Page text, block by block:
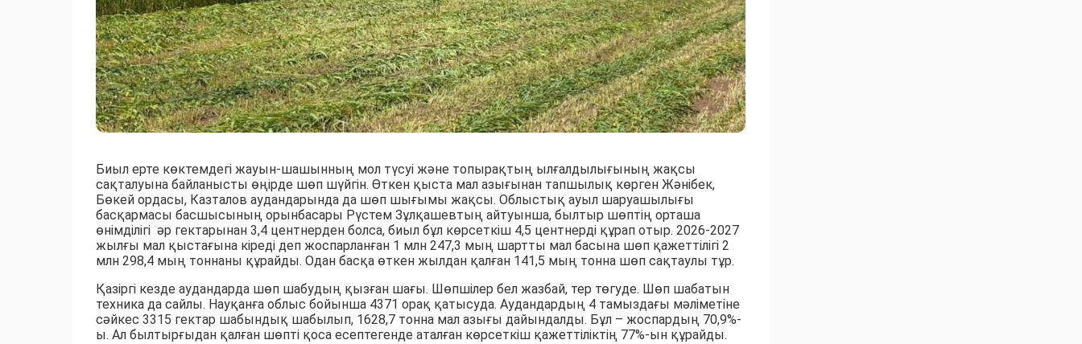
Биыл ерте көктемдегі жауын-шашынның мол түсуі және топырақтың ылғалдылығының жақсы
сақталуына байланысты өңірде шөп шүйгін. Өткен қыста мал азығынан тапшылық көрген Жәнібек,
Бөкей ордасы, Казталов аудандарында да шөп шығымы жақсы. Облыстық ауыл шаруашылығы
басқармасы басшысының орынбасары Рүстем Зұлқашевтың айтуынша, былтыр шөптің орташа
өнімділігі әр гектарынан 3,4 центнерден болса, биыл бұл көрсеткіш 4,5 центнерді құрап отыр. 2026-2027
жылғы мал қыстағына кіреді деп жоспарланған 1 млн 247,3 мың шартты мал басына шөп қажеттілігі 2
млн 298,4 мың тоннаны құрайды. Одан басқа өткен жылдан қалған 141,5 мың тонна шөп сақтаулы тұр.
Қазіргі кезде аудандарда шөп шабудың қызған шағы. Шөпшілер бел жазбай, тер төгуде. Шөп шабатын
техника да сайлы. Науқанға облыс бойынша 4371 орақ қатысуда. Аудандардың 4 тамыздағы мәліметіне
сәйкес 3315 гектар шабындық шабылып, 1628,7 тонна мал азығы дайындалды. Бұл – жоспардың 70,9%-
ы. Ал былтырғыдан қалған шөпті қоса есептегенде аталған көрсеткіш қажеттіліктің 77%-ын құрайды.